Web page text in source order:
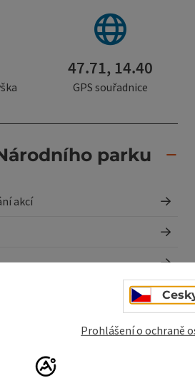
47.71, 14.40
GPS souřadnice
parku
akcí
Prohlášení o ochraně